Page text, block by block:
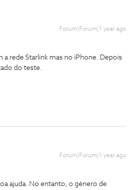
Forum|Forum|1 year ago
a rede Starlink mas no iPhone. Depois
do teste.
Forum|Forum|1 year ago
ajuda. No entanto, o género de